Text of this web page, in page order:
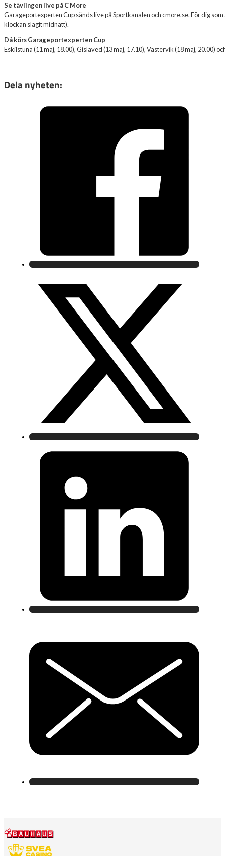
Se tävlingen live på C More
Garageportexperten Cup sänds live på Sportkanalen och cmore.se. För dig
klockan slagit midnatt).
Då körs Garageportexperten Cup
Eskilstuna (11 maj, 18.00), Gislaved (13 maj, 17.10), Västervik (18 maj, 20.00)
Dela nyheten: